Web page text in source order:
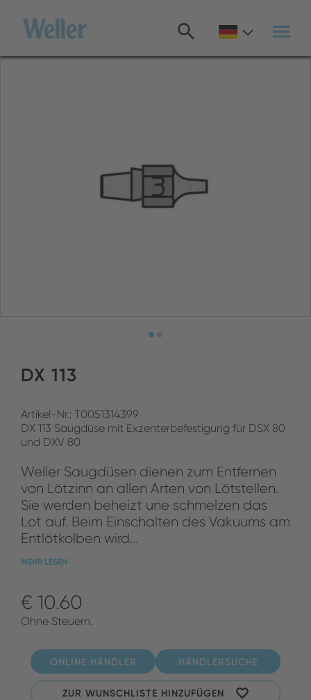
Hauptinhalt
DX 113
Artikel-Nr.: T0051314399
DX 113 Saugdüse mit Exzenterbefestigung für DSX 80
und DXV 80
Weller Saugdüsen dienen zum Entfernen
von Lötzinn an allen Arten von Lötstellen.
Sie werden beheizt une schmelzen das
Lot auf. Beim Einschalten des Vakuums am
Entlötkolben wird...
MEHR LESEN
€ 10.60
Ohne Steuern.
ONLINE HÄNDLER HÄNDLERSUCHE
ZUR WUNSCHLISTE HINZUFÜGEN